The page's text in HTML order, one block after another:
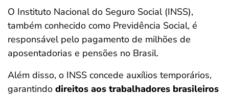
crédito fácil
últimas notícias
ferramentas
O Instituto Nacional do Seguro Social (INSS),
também conhecido como Previdência Social, é
responsável pelo pagamento de milhões de
aposentadorias e pensões no Brasil.
Além disso, o INSS concede auxílios temporários,
garantindo direitos aos trabalhadores brasileiros